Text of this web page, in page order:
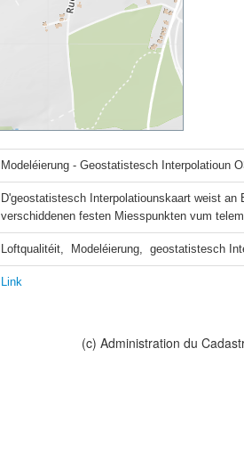
Modeléierung - Geostatistesch Interpolatioun
D'geostatistesch Interpolatiounskaart weist
verschiddenen festen Miesspunkten vum
Loftqualitéit,  Modeléierung,  geostatistesch
Link
(c) Administration du